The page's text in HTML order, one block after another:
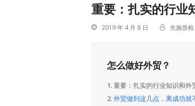
重要：扎实的行业
2019 年 4 月 8 日 先施质检
怎么做好外贸？
1. 重要：扎实的行业知识和外
2. 外贸做到这几点，离成功就